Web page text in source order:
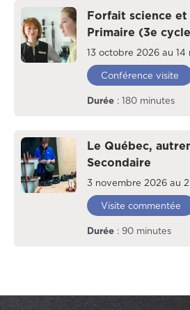
Forfait science
Primaire (3e
13 octobre 2026 au 14
Conférence visite
Durée : 180 minutes
Le Québec,
Secondaire
3 novembre 2026 au
Visite commentée
Durée : 90 minutes